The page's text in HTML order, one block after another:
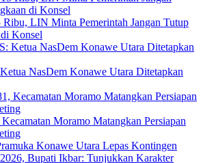
Ribu, LIN Minta Pemerintah Jangan Tutup
Konsel
NasDem Konawe Utara Ditetapkan
Moramo Matangkan Persiapan